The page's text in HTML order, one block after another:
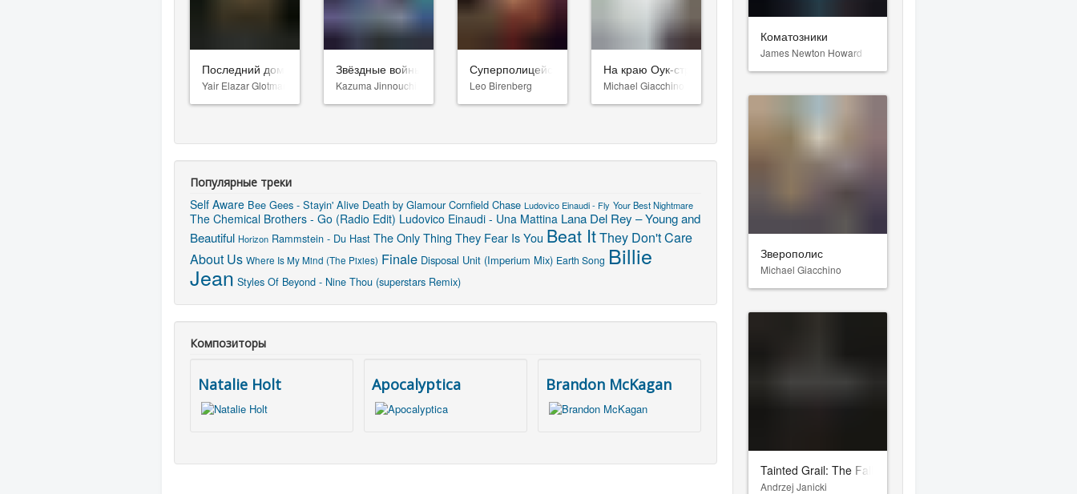
Последний дом
Yair Elazar Glotman
Звёздные войны: Видения. Девятый джедай
Kazuma Jinnouchi
Суперполицейские 3
Leo Birenberg
На краю Оук-стрит
Michael Giacchino
Популярные треки
Self Aware Bee Gees - Stayin' Alive Death by Glamour Cornfield Chase Ludovico Einaudi - Fly Your Best Nightmare
The Chemical Brothers - Go (Radio Edit) Ludovico Einaudi - Una Mattina Lana Del Rey – Young and
Beautiful Horizon Rammstein - Du Hast The Only Thing They Fear Is You Beat ItThey Don't Care
About Us Where Is My Mind (The Pixies) Finale Disposal Unit (Imperium Mix) Earth Song Billie
Jean Styles Of Beyond - Nine Thou (superstars Remix)
Композиторы
Natalie Holt Apocalyptica Brandon McKagan
Коматозники
James Newton Howard
Зверополис
Michael Giacchino
Tainted Grail: The Fall of Avalon
Andrzej Janicki